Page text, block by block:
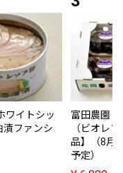
ワイトシッ
漬ファンシ
富田農園
（ビオレ
品】（8月
予定）